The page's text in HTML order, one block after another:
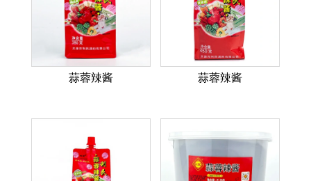
蒜蓉辣酱 蒜蓉辣酱